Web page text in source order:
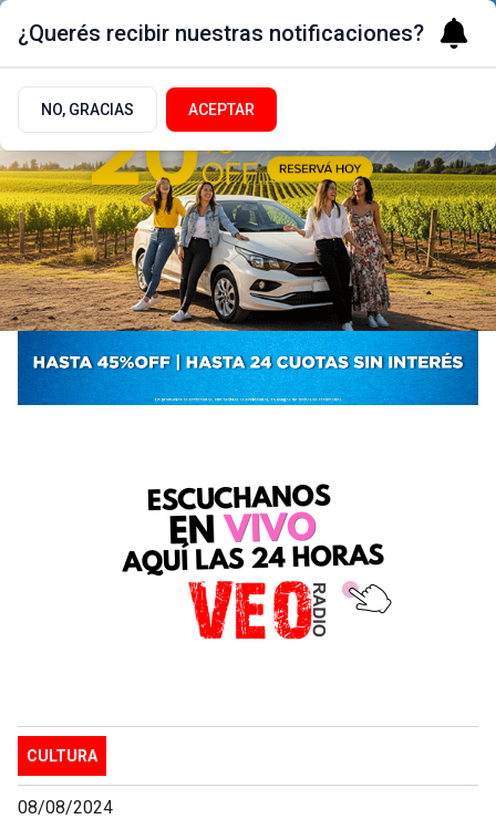
CULTURA
08/08/2024
¿Querés recibir nuestras notificaciones?
NO, GRACIAS ACEPTAR